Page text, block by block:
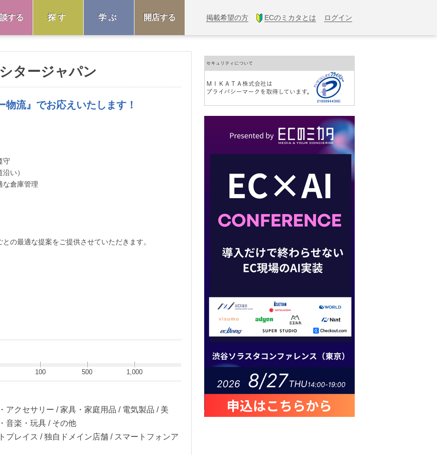
する 探す 学ぶ 開店する 掲載希望の方 ECのミカタとは ログイン
タージャパン
流』でお応えいたします！
守
い）
な倉庫管理
の最適な提案をご提供させていただきます。
100 500 1,000
アクセサリー / 家具・家庭用品 / 電気製品 / 美
音楽・玩具 / その他
プレイス / 独自ドメイン店舗 / スマートフォンア